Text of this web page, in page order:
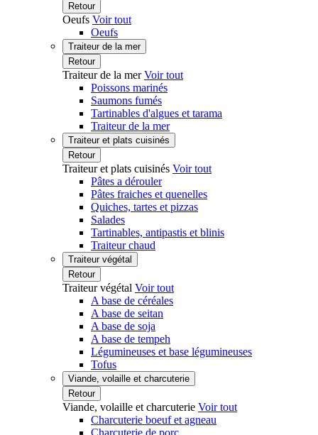
Retour
Oeufs Voir tout
Oeufs
Traiteur de la mer
Retour
Traiteur de la merVoir tout
Poissons marinés
Saumons fumés
Tartinables d'algues et tarama
Traiteur de la mer
Traiteur et plats cuisinés
Retour
Traiteur et plats cuisinés Voir tout
Pâtes a dérouler
Pâtes fraiches et quenelles
Quiches, tartes et pizzas
Salades
Tartinables, antipastis et blinis
Traiteur chaud
Traiteur végétal
Retour
Traiteur végétal Voir tout
A base de céréales
A base de seitan
A base de soja
A base de tempeh
Légumineuses et base légumineuses
Tofus
Viande, volaille et charcuterie
Retour
Viande, volaille et charcuterie Voir tout
Charcuterie boeuf et agneau
Charcuterie de porc